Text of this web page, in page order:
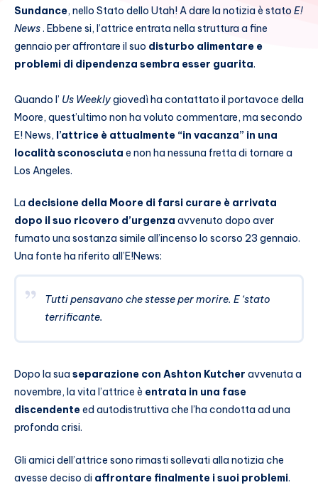
Sundance, nello Stato dello Utah! A dare la notizia è stato E!
News. Ebbene si, l’attrice entrata nella struttura a fine
gennaio per affrontare il suo disturbo alimentare e
problemi di dipendenza sembra esser guarita.
Quando l’ Us Weeklygiovedì ha contattato il portavoce della
Moore, quest’ultimo non ha voluto commentare, ma secondo
E! News, l’attrice è attualmente “in vacanza” in una
località sconosciuta e non ha nessuna fretta di tornare a
Los Angeles.
La decisione della Moore di farsi curare è arrivata
dopo il suo ricovero d’urgenza avvenuto dopo aver
fumato una sostanza simile all’incenso lo scorso 23 gennaio.
Una fonte ha riferito all’E!News:
Tutti pensavano che stesse per morire. E ‘stato
terrificante.
Dopo la sua separazione con Ashton Kutcher avvenuta a
novembre, la vita l’attrice è entrata in una fase
discendenteed autodistruttiva che l’ha condotta ad una
profonda crisi.
Gli amici dell’attrice sono rimasti sollevati alla notizia che
avesse deciso di affrontare finalmente i suoi problemi.